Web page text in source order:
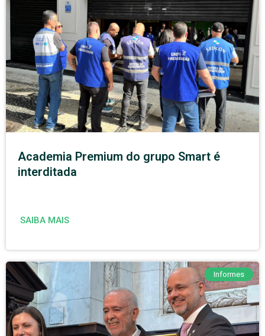
Academia Premium do grupo Smart é
interditada
SAIBA MAIS
Informes